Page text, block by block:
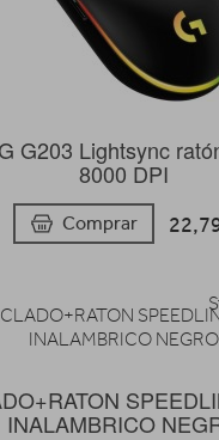
G203 Lightsync
8000 DPI
Comprar
INALAMBRICO